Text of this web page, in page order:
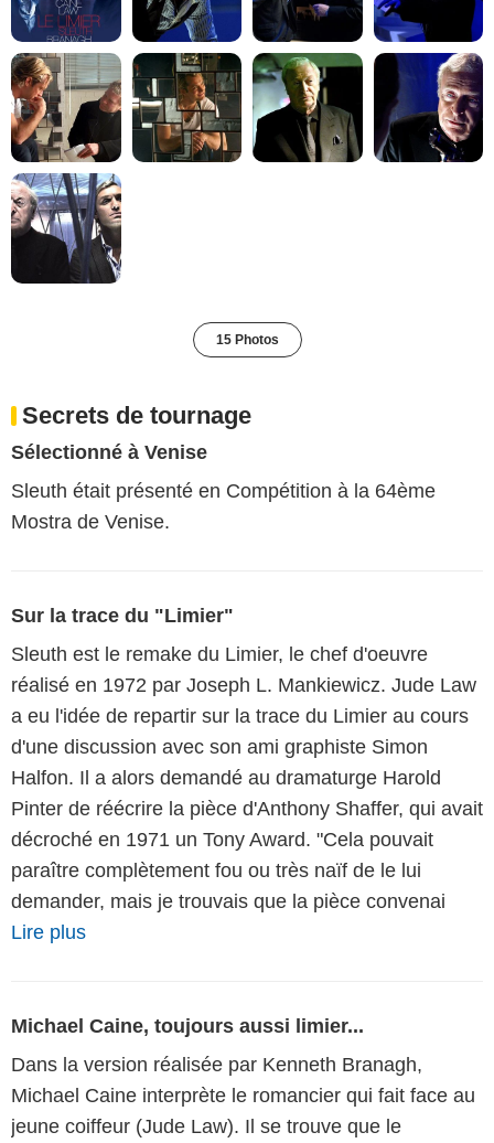
15 Photos
Secrets de tournage
Sélectionné à Venise
Sleuth était présenté en Compétition à la 64ème
Mostra de Venise.
Sur la trace du "Limier"
Sleuth est le remake du Limier, le chef d'oeuvre
réalisé en 1972 par Joseph L. Mankiewicz. Jude Law
a eu l'idée de repartir sur la trace du Limier au cours
d'une discussion avec son ami graphiste Simon
Halfon. Il a alors demandé au dramaturge Harold
Pinter de réécrire la pièce d'Anthony Shaffer, qui avait
décroché en 1971 un Tony Award. "Cela pouvait
paraître complètement fou ou très naïf de le lui
demander, mais je trouvais que la pièce convenai
Lire plus
Michael Caine, toujours aussi limier...
Dans la version réalisée par Kenneth Branagh,
Michael Caine interprète le romancier qui fait face au
jeune coiffeur (Jude Law). Il se trouve que le